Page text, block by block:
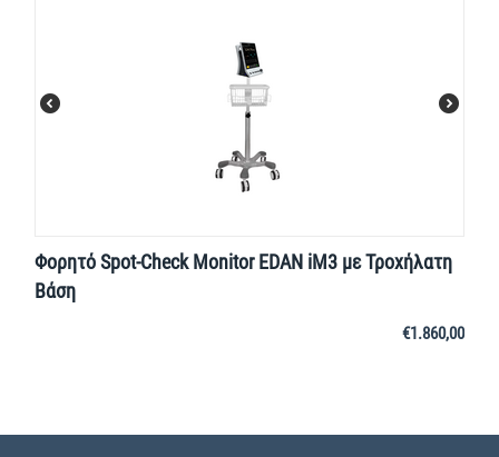
Φορητό Spot-Check Monitor EDAN iM3 με Τροχήλατη
Βάση
€1.860,00